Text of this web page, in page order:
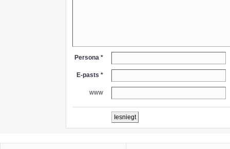
Persona *
E-pasts *
www